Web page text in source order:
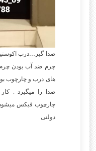
صدا گیر…درب
چرم ضد آب بودن
های درب و چارچوب
صدا را میگیرد .
دولتی